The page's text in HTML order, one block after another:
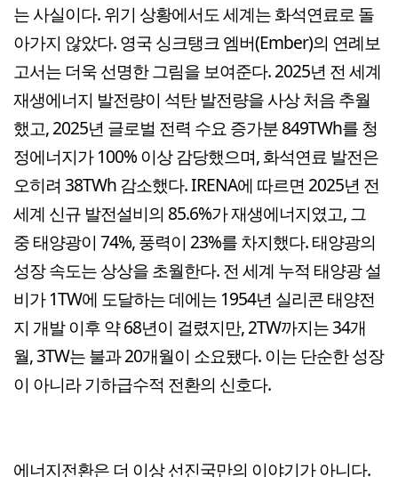
는 사실이다. 위기 상황에서도 세계는 화석연료로 돌
아가지 않았다. 영국 싱크탱크 엠버(Ember)의 연례보
고서는 더욱 선명한 그림을 보여준다. 2025년 전 세계
재생에너지 발전량이 석탄 발전량을 사상 처음 추월
했고, 2025년 글로벌 전력 수요 증가분 849TWh를 청
정에너지가 100% 이상 감당했으며, 화석연료 발전은
오히려 38TWh 감소했다. IRENA에 따르면 2025년 전
세계 신규 발전설비의 85.6%가 재생에너지였고, 그
중 태양광이 74%, 풍력이 23%를 차지했다. 태양광의
성장 속도는 상상을 초월한다. 전 세계 누적 태양광 설
비가 1TW에 도달하는 데에는 1954년 실리콘 태양전
지 개발 이후 약 68년이 걸렸지만, 2TW까지는 34개
월, 3TW는 불과 20개월이 소요됐다. 이는 단순한 성장
이 아니라 기하급수적 전환의 신호다.
에너지전환은 더 이상 선진국만의 이야기가 아니다.